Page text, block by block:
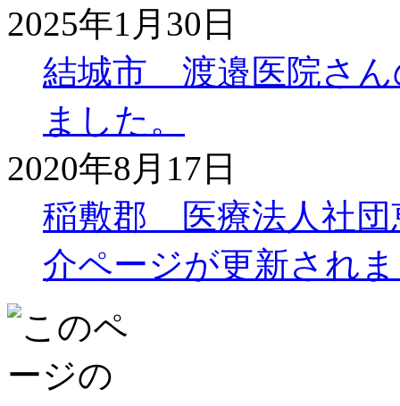
2025年1月30日
結城市 渡邉医院さん
ました。
2020年8月17日
稲敷郡 医療法人社
介ページが更新され